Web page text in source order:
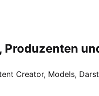
Creator, Models,